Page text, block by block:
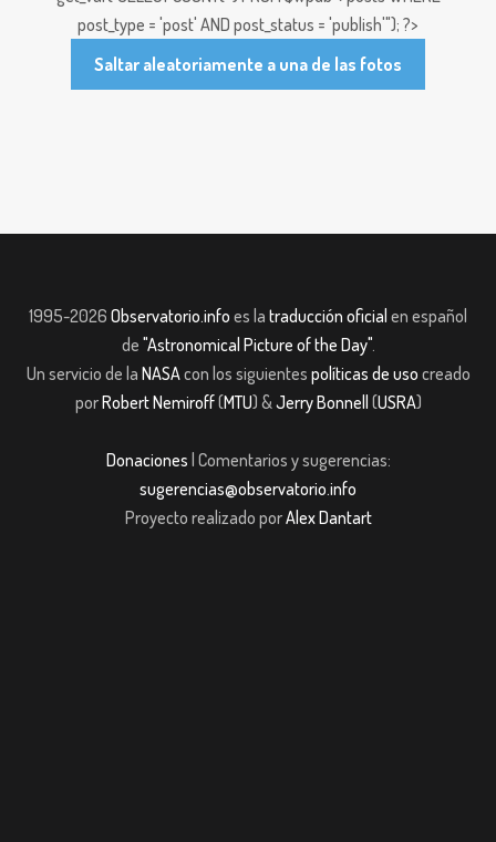
post_type = 'post' AND post_status = 'publish'"); ?>
Saltar aleatoriamente a una de las fotos
1995-2026 Observatorio.info es la traducción oficial en español
de "Astronomical Picture of the Day".
Un servicio de la NASAcon los siguientes políticas de uso creado
porRobert Nemiroff(MTU) &Jerry Bonnell (USRA)
Donaciones | Comentarios y sugerencias:
sugerencias@observatorio.info
Proyecto realizado porAlex Dantart